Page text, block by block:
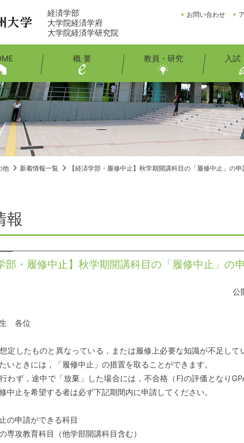
経済学部
大学院経済学府
大学院経済学研究院
お問い合わせ
概 要 教員・研究 入試
他 新着情報一覧 【経済学部・履修中止】秋学期開講科目の「履修中止」の
報
部・履修中止】秋学期開講科目の「履修中止」の
公
各位
定したものと異なっている，または履修上必要な知識が不足して
いときには，「履修中止」の措置を取ることができます。
わず，途中で「放棄」した場合には，不合格（F)の評価となり
中止を希望する者は必ず下記期間内に申請してください。
の申請ができる科目
攻教育科目（他学部開講科目含む）